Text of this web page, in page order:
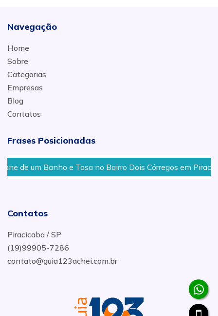
Navegação
Home
Sobre
Categorias
Empresas
Blog
Contatos
Frases Posicionadas
Banho e Tosa no Bairro Dois Córregos em Piracicaba
Contatos
Piracicaba / SP
(19)99905-7286
contato@guia123achei.com.br